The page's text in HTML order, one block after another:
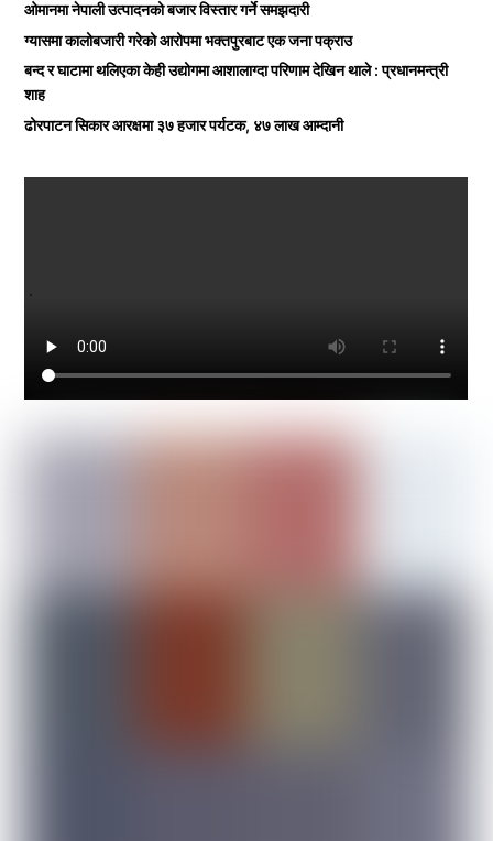
ओमानमा नेपाली उत्पादनको बजार विस्तार गर्ने समझदारी
ग्यासमा कालोबजारी गरेको आरोपमा भक्तपुरबाट एक जना पक्राउ
बन्द र घाटामा थलिएका केही उद्योगमा आशालाग्दा परिणाम देखिन थाले : प्रधानमन्त्री
शाह
ढोरपाटन सिकार आरक्षमा ३७ हजार पर्यटक, ४७ लाख आम्दानी